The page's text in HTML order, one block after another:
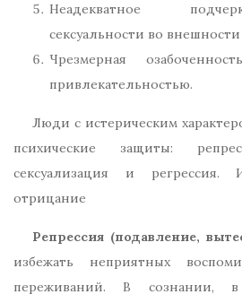
Неадекватное
сексуальности во
Чрезмерная
привлекательностью.
Люди с истерическим
психические защиты:
сексуализация и регрессия.
отрицание
Репрессия (подавление,
избежать неприятных
переживаний. В сознании, в